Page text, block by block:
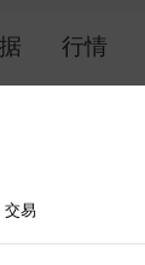
行情
财富APP内打
交易